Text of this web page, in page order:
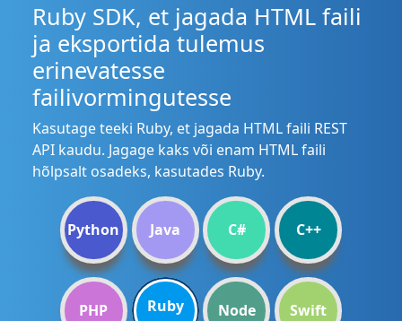
Ruby SDK, et jagada HTML faili
ja eksportida tulemus
erinevatesse
failivormingutesse
Kasutage teeki Ruby, et jagada HTML faili REST
API kaudu. Jagage kaks või enam HTML faili
hõlpsalt osadeks, kasutades Ruby.
Python Java C# C++
PHP Ruby Node Swift